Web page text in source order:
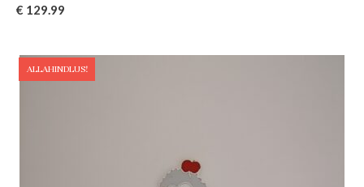
Original
€ 139.00.
€ 129.99
€ 129.99.
ALLAHINDLUS!